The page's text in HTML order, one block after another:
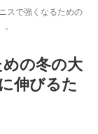
スで強くなるための
の冬の大
伸びるた